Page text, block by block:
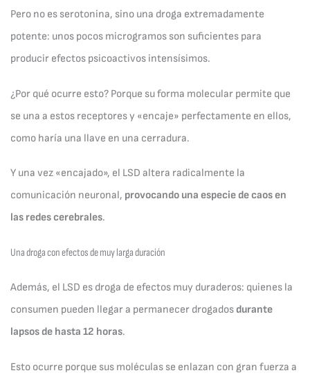
Pero no es serotonina, sino una droga extremadamente
potente: unos pocos microgramos son suficientes para
producir efectos psicoactivos intensísimos.
¿Por qué ocurre esto? Porque su forma molecular permite que
se una a estos receptores y «encaje» perfectamente en ellos,
como haría una llave en una cerradura.
Y una vez «encajado», el LSD altera radicalmente la
comunicación neuronal, provocando una especie de caos en
las redes cerebrales.
Una droga con efectos de muy larga duración
Además, el LSD es droga de efectos muy duraderos: quienes la
consumen pueden llegar a permanecer drogados durante
lapsos de hasta 12 horas.
Esto ocurre porque sus moléculas se enlazan con gran fuerza a